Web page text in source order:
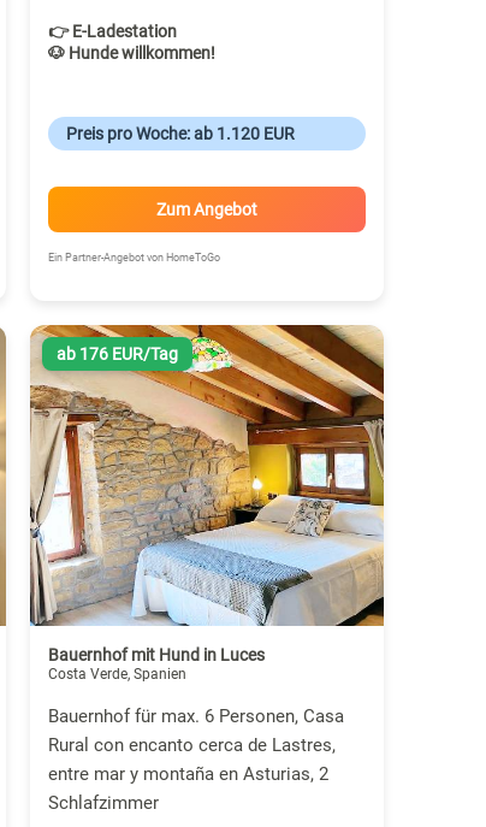
👉 E-Ladestation
🐶 Hunde willkommen!
Preis pro Woche: ab 1.120 EUR
Zum Angebot
Ein Partner-Angebot von HomeToGo
ab 176 EUR/Tag
Bauernhof mit Hund in Luces
Costa Verde, Spanien
Bauernhof für max. 6 Personen, Casa
Rural con encanto cerca de Lastres,
entre mar y montaña en Asturias, 2
Schlafzimmer